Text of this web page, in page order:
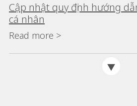
Cập nhật quy định hướng
cá nhân
Read more >